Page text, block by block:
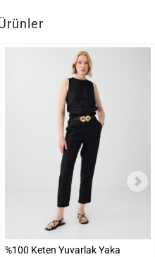
%100 Keten Yuvarlak Yaka